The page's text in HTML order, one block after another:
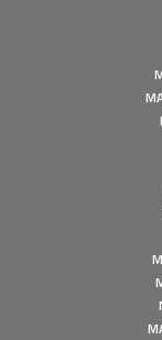
fotowoltaiczna
Fotowoltaika z
Instalacja
Fotowoltaika
Fotowoltaika z
fotowoltaiczna
Fotowoltaika z
Instalacja
Fotowoltaika
mocy: 5,28 kWp
Fotowoltaika z
fotowoltaiczna